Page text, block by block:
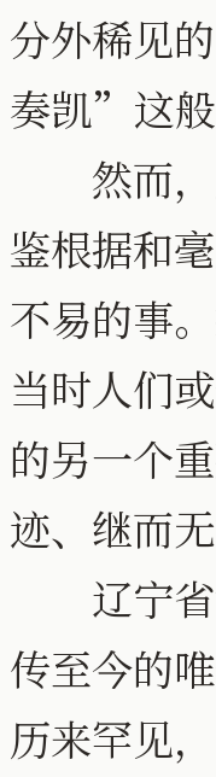
分外稀见
奏凯”这
然而，
鉴根据和
不易的事
当时人们
的另一个
迹、继而
辽宁省
传至今的
历来罕见